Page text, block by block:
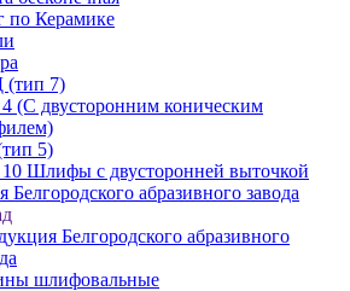
по Керамике
7)
(С двусторонним коническим
5)
Шлифы с двусторонней выточкой
Белгородского абразивного завода
Белгородского абразивного
шлифовальные